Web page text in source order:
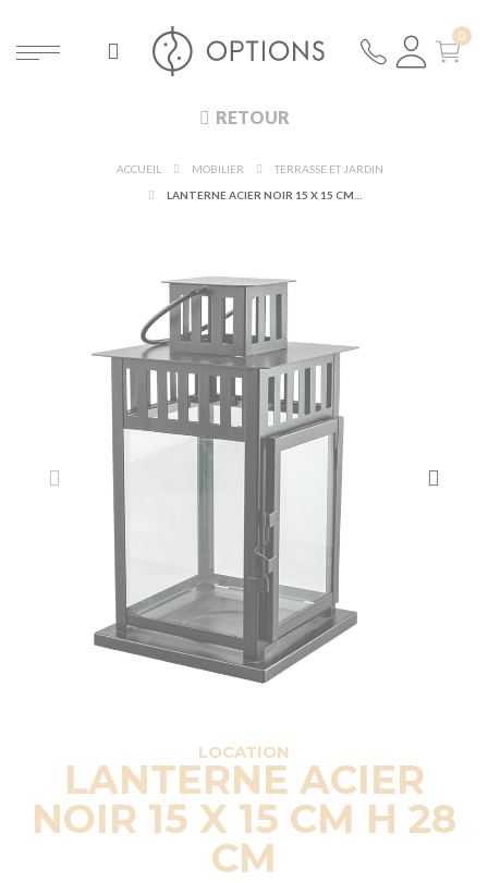
RETOUR
ACCUEIL MOBILIER
TERRASSE ET JARDIN
LOCATION
LANTERNE ACIER
NOIR 15 X 15 CM H 28
CM